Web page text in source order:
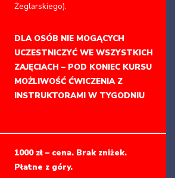
Żeglarskiego).
DLA OSÓB NIE MOGĄCYCH
UCZESTNICZYĆ WE WSZYSTKICH
ZAJĘCIACH – POD KONIEC KURSU
MOŻLIWOŚĆ ĆWICZENIA Z
INSTRUKTORAMI W TYGODNIU
1000 zł – cena. Brak zniżek.
Płatne z góry.